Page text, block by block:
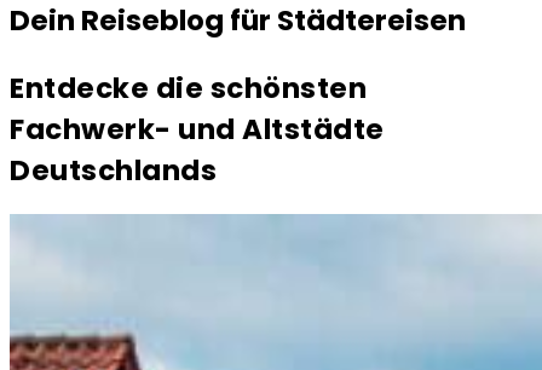
Dein Reiseblog für Städtereisen
Entdecke die schönsten
Fachwerk- und Altstädte
Deutschlands